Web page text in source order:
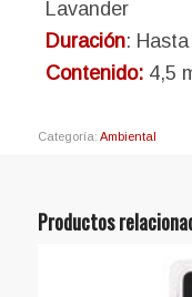
Lavander
Duración:
Contenido:4,5
Categoría: Ambiental
Productos